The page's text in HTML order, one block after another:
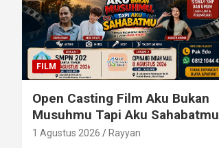
FILM
Open Casting Film Aku Bukan
Musuhmu Tapi Aku Sahabatmu
1 Agustus 2026 Rayyan